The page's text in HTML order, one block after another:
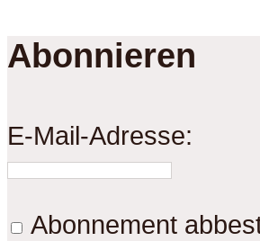
Abonnieren
E-Mail-Adresse:
Abonnement